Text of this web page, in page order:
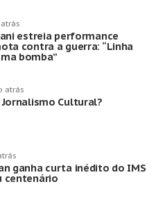
estreia performance
contra a guerra: “Linha
bomba”
atrás
Cultural?
ganha curta inédito do IMS
centenário